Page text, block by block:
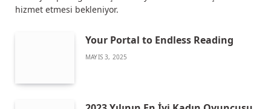
hizmet etmesi bekleniyor.
Your Portal to Endless Reading
MAYIS 3, 2025